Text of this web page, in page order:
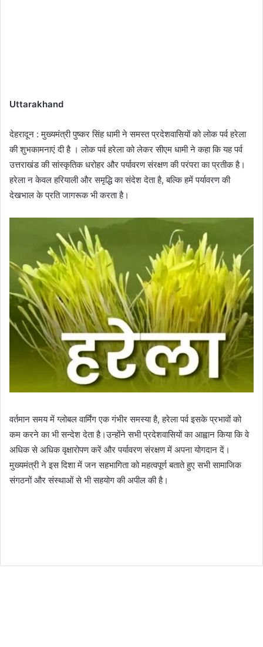
Uttarakhand
देहरादून : मुख्यमंत्री पुष्कर सिंह धामी ने समस्त प्रदेशवासियों को लोक पर्व हरेला
की शुभकामनाएं दी है । लोक पर्व हरेला को लेकर सीएम धामी ने कहा कि यह पर्व
उत्तराखंड की सांस्कृतिक धरोहर और पर्यावरण संरक्षण की परंपरा का प्रतीक है।
हरेला न केवल हरियाली और समृद्धि का संदेश देता है, बल्कि हमें पर्यावरण की
देखभाल के प्रति जागरूक भी करता है।
वर्तमान समय में ग्लोबल वार्मिंग एक गंभीर समस्या है, हरेला पर्व इसके प्रभावों को
कम करने का भी सन्देश देता है।उन्होंने सभी प्रदेशवासियों का आह्वान किया कि वे
अधिक से अधिक वृक्षारोपण करें और पर्यावरण संरक्षण में अपना योगदान दें।
मुख्यमंत्री ने इस दिशा में जन सहभागिता को महत्वपूर्ण बताते हुए सभी सामाजिक
संगठनों और संस्थाओं से भी सहयोग की अपील की है।